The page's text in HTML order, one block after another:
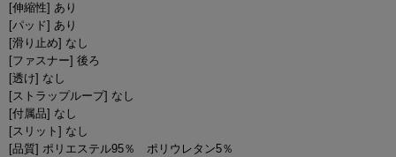
[伸縮性] あり
[パッド] あり
[滑り止め] なし
[ファスナー] 後ろ
[透け] なし
[ストラップループ] なし
[付属品] なし
[スリット] なし
[品質] ポリエステル95％ ポリウレタン5％